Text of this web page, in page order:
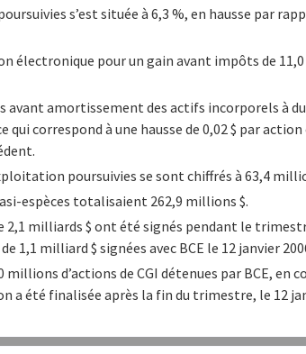
s’est située à 6,3 %, en hausse par
électronique pour un gain avant impôts de
avant amortissement des actifs incorporels à
qui correspond à une hausse de 0,02 $ par
poursuivies se sont chiffrés à 63,4
espèces totalisaient 262,9 millions $.
2,1 milliards $ ont été signés pendant le
1,1 milliard $ signées avec BCE le 12 janvier
d’actions de CGI détenues par BCE, en
été finalisée après la fin du trimestre, le 12